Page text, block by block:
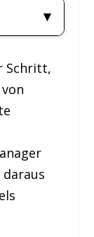
Schritt,